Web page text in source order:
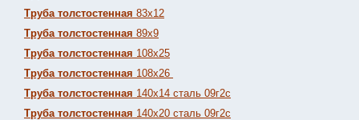
Труба толстостенная 83х12
Труба толстостенная 89х9
Труба толстостенная 108х25
Труба толстостенная 108х26
Труба толстостенная 140х14 сталь 09г2с
Труба толстостенная 140х20 сталь 09г2с